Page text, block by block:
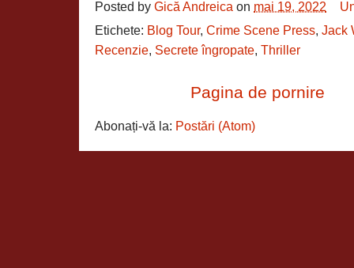
Posted by Gică Andreica on mai 19, 2022
Etichete: Blog Tour, Crime Scene Press, Jack
Recenzie, Secrete îngropate, Thriller
Pagina de pornire
Abonați-vă la: Postări (Atom)